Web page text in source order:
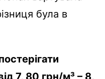
була в
7, 80 грн/м³ – 8,